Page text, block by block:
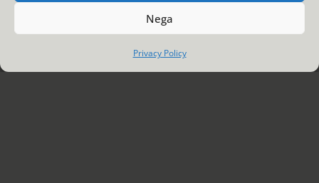
Nega
Privacy Policy
AZIENDA CERTIFICAZIONI CODICE ETICO